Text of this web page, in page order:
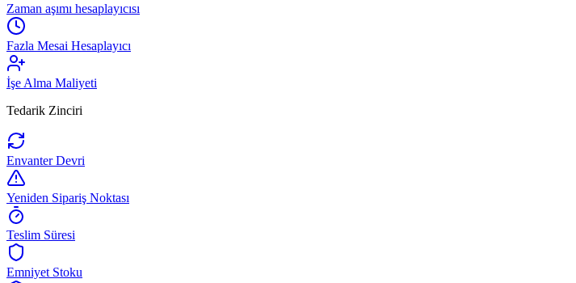
Zaman aşımı hesaplayıcısı
Fazla Mesai Hesaplayıcı
İşe Alma Maliyeti
Tedarik Zinciri
Envanter Devri
Yeniden Sipariş Noktası
Teslim Süresi
Emniyet Stoku